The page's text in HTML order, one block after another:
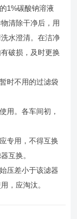
1%碳酸钠溶液
清除干净后，用
水澄清。在洁净
破损，及时更换
时不用的过滤袋
用。各车间初，
专用，不得互换
互换。
压差小于该滤器
，应淘汰。